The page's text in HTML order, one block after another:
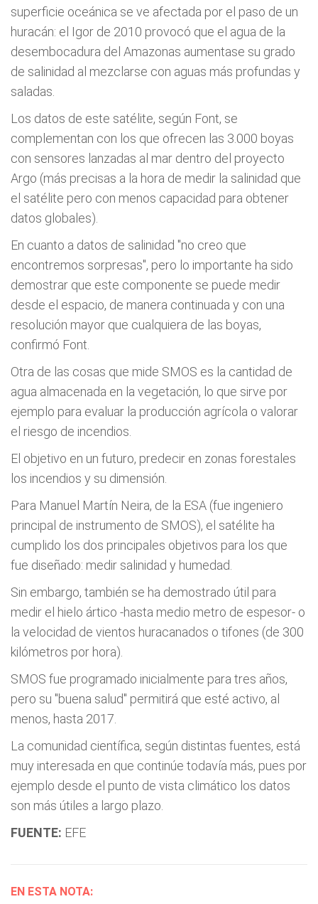
superficie oceánica se ve afectada por el paso de un
huracán: el Igor de 2010 provocó que el agua de la
desembocadura del Amazonas aumentase su grado
de salinidad al mezclarse con aguas más profundas y
saladas.
Los datos de este satélite, según Font, se
complementan con los que ofrecen las 3.000 boyas
con sensores lanzadas al mar dentro del proyecto
Argo (más precisas a la hora de medir la salinidad que
el satélite pero con menos capacidad para obtener
datos globales).
En cuanto a datos de salinidad "no creo que
encontremos sorpresas", pero lo importante ha sido
demostrar que este componente se puede medir
desde el espacio, de manera continuada y con una
resolución mayor que cualquiera de las boyas,
confirmó Font.
Otra de las cosas que mide SMOS es la cantidad de
agua almacenada en la vegetación, lo que sirve por
ejemplo para evaluar la producción agrícola o valorar
el riesgo de incendios.
El objetivo en un futuro, predecir en zonas forestales
los incendios y su dimensión.
Para Manuel Martín Neira, de la ESA (fue ingeniero
principal de instrumento de SMOS), el satélite ha
cumplido los dos principales objetivos para los que
fue diseñado: medir salinidad y humedad.
Sin embargo, también se ha demostrado útil para
medir el hielo ártico -hasta medio metro de espesor- o
la velocidad de vientos huracanados o tifones (de 300
kilómetros por hora).
SMOS fue programado inicialmente para tres años,
pero su "buena salud" permitirá que esté activo, al
menos, hasta 2017.
La comunidad científica, según distintas fuentes, está
muy interesada en que continúe todavía más, pues por
ejemplo desde el punto de vista climático los datos
son más útiles a largo plazo.
FUENTE: EFE
EN ESTA NOTA: